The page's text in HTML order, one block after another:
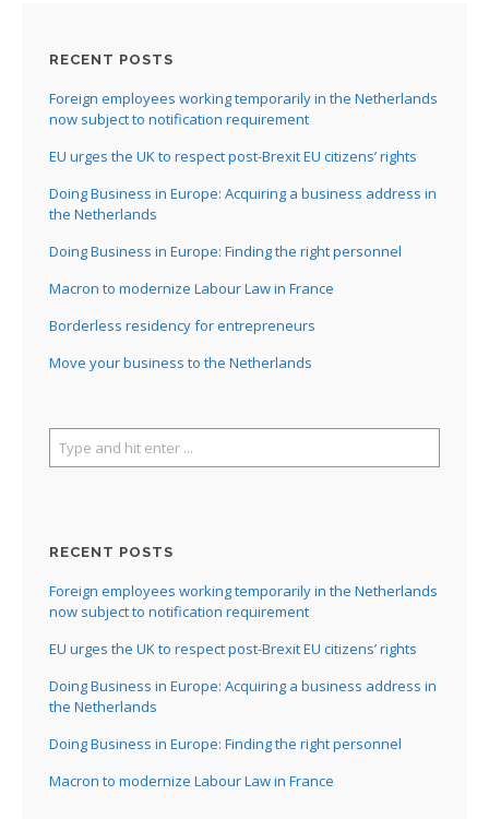
RECENT POSTS
Foreign employees working temporarily in the Netherlands
now subject to notification requirement
EU urges the UK to respect post-Brexit EU citizens’ rights
Doing Business in Europe: Acquiring a business address in
the Netherlands
Doing Business in Europe: Finding the right personnel
Macron to modernize Labour Law in France
Borderless residency for entrepreneurs
Move your business to the Netherlands
RECENT POSTS
Foreign employees working temporarily in the Netherlands
now subject to notification requirement
EU urges the UK to respect post-Brexit EU citizens’ rights
Doing Business in Europe: Acquiring a business address in
the Netherlands
Doing Business in Europe: Finding the right personnel
Macron to modernize Labour Law in France